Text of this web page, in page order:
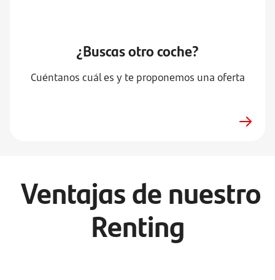
¿Buscas otro coche?
Cuéntanos cuál es y te proponemos una oferta
Ventajas de nuestro
Renting